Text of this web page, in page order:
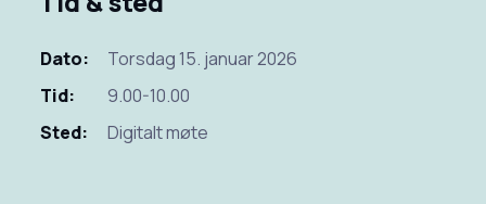
Dato:
Torsdag 15. januar 2026
Tid:
9.00-10.00
Sted:
Digitalt møte